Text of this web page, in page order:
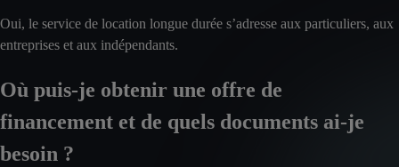
Oui, le service de location longue durée s’adresse aux particuliers, aux
entreprises et aux indépendants.
Où puis-je obtenir une offre de
financement et de quels documents ai-je
besoin ?